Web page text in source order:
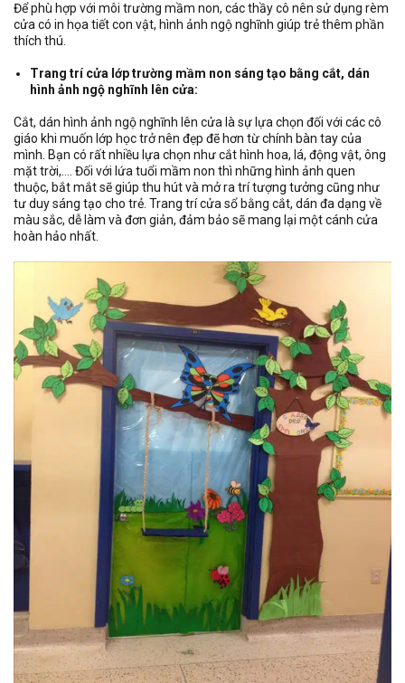
Để phù hợp với môi trường mầm non, các thầy cô nên sử dụng rèm
cửa có in họa tiết con vật, hình ảnh ngộ nghĩnh giúp trẻ thêm phần
thích thú.
Trang trí cửa lớp trường mầm non sáng tạo bằng cắt, dán
hình ảnh ngộ nghĩnh lên cửa:
Cắt, dán hình ảnh ngộ nghĩnh lên cửa là sự lựa chọn đối với các cô
giáo khi muốn lớp học trở nên đẹp đẽ hơn từ chính bàn tay của
mình. Bạn có rất nhiều lựa chọn như cắt hình hoa, lá, động vật, ông
mặt trời,…. Đối với lứa tuổi mầm non thì những hình ảnh quen
thuộc, bắt mắt sẽ giúp thu hút và mở ra trí tượng tưởng cũng như
tư duy sáng tạo cho trẻ. Trang trí cửa sổ bằng cắt, dán đa dạng về
màu sắc, dễ làm và đơn giản, đảm bảo sẽ mang lại một cánh cửa
hoàn hảo nhất.